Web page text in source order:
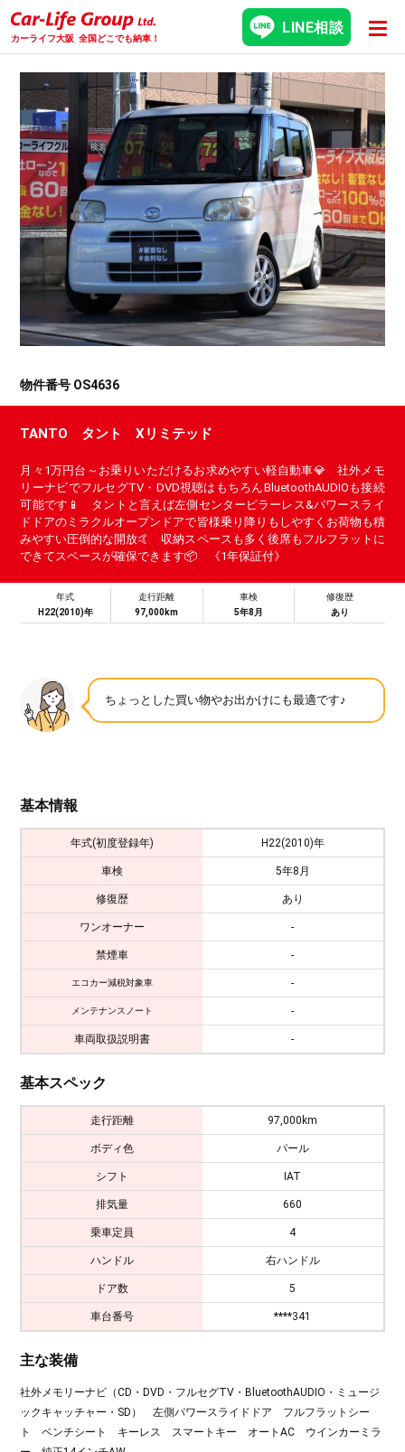
カーライフ大阪 全国どこでも納車！
LINE相談
物件番号 OS4636
TANTO タント Xリミテッド
月々1万円台～お乗りいただけるお求めやすい軽自動車💎 社外メモ
リーナビでフルセグTV・DVD視聴はもちろんBluetoothAUDIOも接続
可能です📱 タントと言えば左側センターピラーレス&パワースライ
ドドアのミラクルオープンドアで皆様乗り降りもしやすくお荷物も積
みやすい圧倒的な開放🤙 収納スペースも多く後席もフルフラットに
できてスペースが確保できます📦 《1年保証付》
年式
H22(2010)年
走行距離
97,000km
車検
5年8月
修復歴
あり
ちょっとした買い物やお出かけにも最適です♪
基本情報
年式(初度登録年) H22(2010)年
車検 5年8月
修復歴 あり
ワンオーナー -
禁煙車 -
エコカー減税対象車 -
メンテナンスノート -
車両取扱説明書 -
基本スペック
走行距離 97,000km
ボディ色 パール
シフト IAT
排気量 660
乗車定員 4
ハンドル 右ハンドル
ドア数 5
車台番号 ****341
主な装備
社外メモリーナビ（CD・DVD・フルセグTV・BluetoothAUDIO・ミュージ
ックキャッチャー・SD） 左側パワースライドドア フルフラットシー
ト ベンチシート キーレス スマートキー オートAC ウインカーミラ